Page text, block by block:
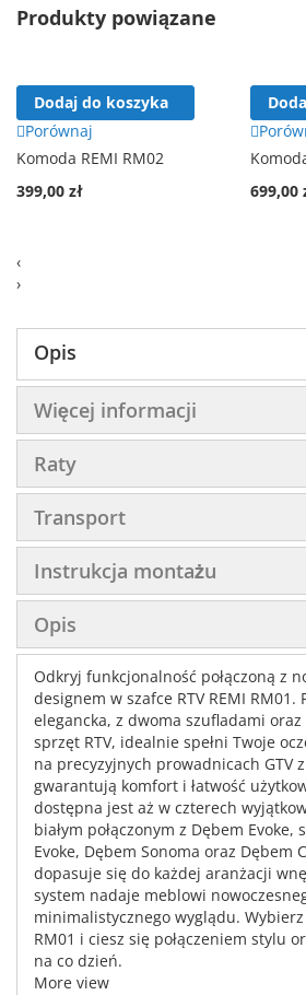
Produkty powiązane
Dodaj do koszyka
Porównaj
Komoda REMI RM02
399,00 zł
699,00
‹
›
Opis
Więcej informacji
Raty
Transport
Instrukcja montażu
Opis
Odkryj funkcjonalność połączoną z
designem w szafce RTV REMI RM01.
elegancka, z dwoma szufladami
sprzęt RTV, idealnie spełni Twoje
na precyzyjnych prowadnicach GTV
gwarantują komfort i łatwość
dostępna jest aż w czterech
białym połączonym z Dębem Evoke,
Evoke, Dębem Sonoma oraz Dębem
dopasuje się do każdej aranżacji
system nadaje meblowi
minimalistycznego wyglądu. Wybierz
RM01 i ciesz się połączeniem stylu
na co dzień.
More view